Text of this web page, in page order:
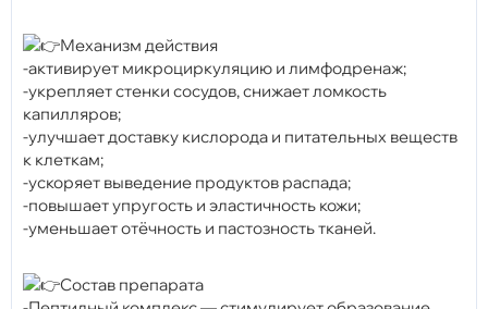
Механизм действия
-активирует микроциркуляцию и лимфодренаж;
-укрепляет стенки сосудов, снижает ломкость
капилляров;
-улучшает доставку кислорода и питательных веществ
к клеткам;
-ускоряет выведение продуктов распада;
-повышает упругость и эластичность кожи;
-уменьшает отёчность и пастозность тканей.
Состав препарата